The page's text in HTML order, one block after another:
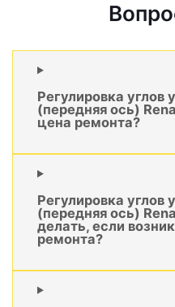
Регулировка углов
(передняя ось)
цена ремонта?
Регулировка углов
(передняя ось)
делать, если
ремонта?